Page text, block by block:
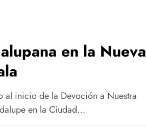
en la Nueva
al inicio de la Devoción a Nuestra
en la Ciudad…